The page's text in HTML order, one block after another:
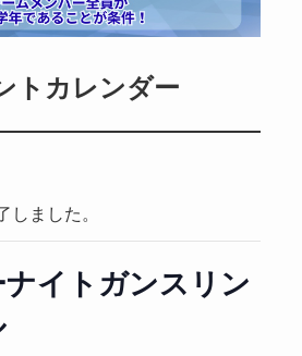
トカレンダー
しました。
イトガンスリン